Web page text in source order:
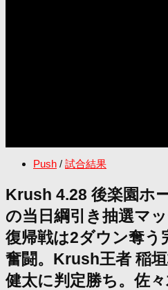
Push / 試合結果
Krush 4.28 後楽園ホ
の当日綱引き抽選マ
復帰戦は2ダウン奪う
奮闘。Krush王者 稲
健太に判定勝ち。佐